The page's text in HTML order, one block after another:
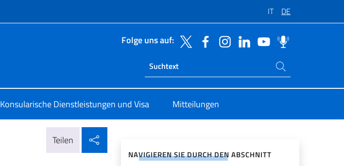
IT DE
Folge uns auf:
Ricerca sito live
Suchen Sie auf der Website
Konsularische Dienstleistungen und Visa Mitteilungen
Teilen
NAVIGIEREN SIE DURCH DEN ABSCHNITT